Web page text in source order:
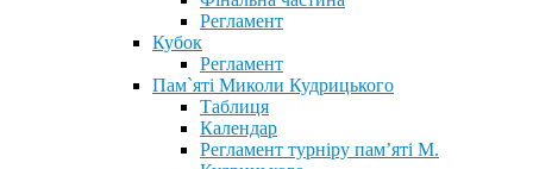
Регламент
Кубок
Регламент
Пам`яті Миколи Кудрицького
Таблиця
Календар
Регламент турніру пам’яті М.